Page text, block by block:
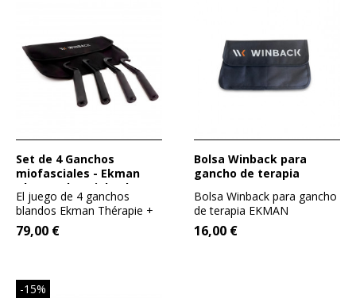
Set de 4 Ganchos
miofasciales - Ekman
Therapy by Winback
El juego de 4 ganchos
blandos Ekman Thérapie +
bolsa de almacenamiento
es...
79,00 €
Bolsa Winback para
gancho de terapia
Bolsa Winback para gancho
de terapia EKMAN
16,00 €
-15%